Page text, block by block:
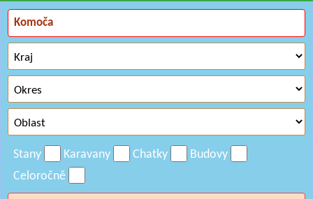
Stany Karavany Chatky
Budovy
Celoročně